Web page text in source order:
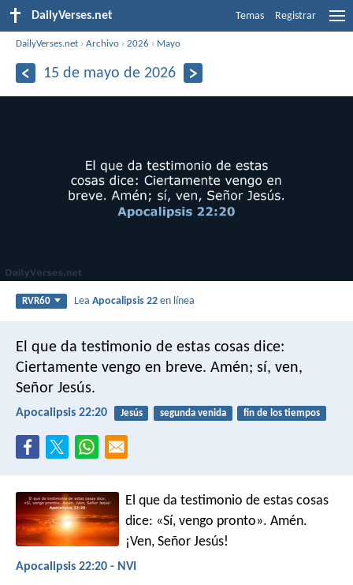
DailyVerses.net Temas Registrar
DailyVerses.net ›Archivo ›2026 › Mayo
15 de mayo de 2026
RVR60 LeaApocalipsis 22 en línea
El que da testimonio de estas cosas dice:
Ciertamente vengo en breve. Amén; sí, ven,
Señor Jesús.
Apocalipsis 22:20 Jesús segunda venida fin de los tiempos
El que da testimonio de estas cosas
dice: «Sí, vengo pronto». Amén.
¡Ven, Señor Jesús!
Apocalipsis 22:20 - NVI